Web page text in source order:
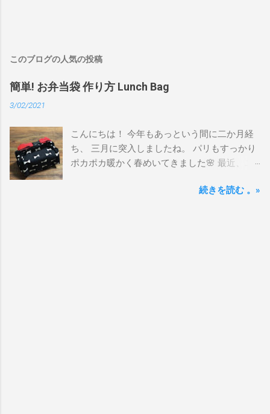
このブログの人気の投稿
簡単! お弁当袋 作り方 Lunch Bag
3/02/2021
こんにちは！ 今年もあっという間に二か月経
ち、 三月に突入しましたね。 パリもすっかり
ポカポカ暖かく春めいてきました🌸 最近、ユ
かけていませんでした。 徐々にこちらにもあ
続きを読む 。»